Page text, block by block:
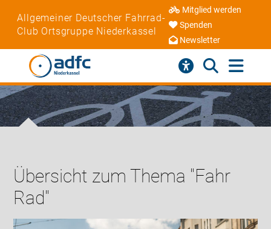
Allgemeiner Deutscher Fahrrad-
Club Ortsgruppe Niederkassel
Mitglied werden
Spenden
Newsletter
Übersicht zum Thema "Fahr
Rad"